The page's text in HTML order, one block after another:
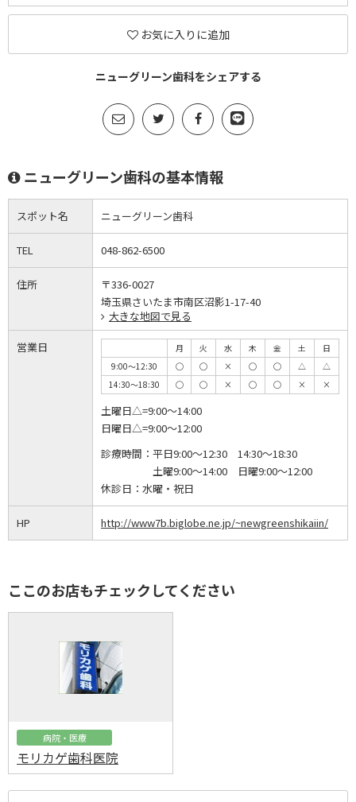
お気に入りに追加
ニューグリーン歯科をシェアする
ニューグリーン歯科の基本情報
スポット名 ニューグリーン歯科
TEL 048-862-6500
住所
〒336-0027
埼玉県さいたま市南区沼影1-17-40
大きな地図で見る
営業日 月 火 水 木 金 土
日
9:00～12:30
◯ ◯ × ◯ ◯ △
△
14:30～18:30
◯ ◯ × ◯ ◯ × ×
土曜日△=9:00～14:00
日曜日△=9:00～12:00
診療時間： 平日9:00～12:30 14:30～18:30
土曜9:00～14:00 日曜9:00～12:00
休診日： 水曜・祝日
HP http://www7b.biglobe.ne.jp/~newgreenshikaiin/
ここのお店もチェックしてください
病院・医療
モリカゲ歯科医院